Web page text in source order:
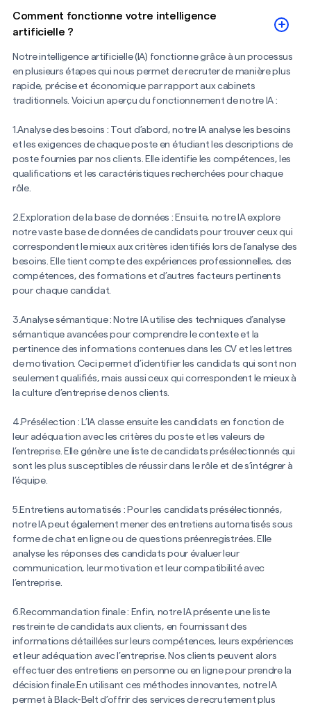
Comment fonctionne votre intelligence
artificielle ?
Notre intelligence artificielle (IA) fonctionne grâce à un processus
en plusieurs étapes qui nous permet de recruter de manière plus
rapide, précise et économique par rapport aux cabinets
traditionnels. Voici un aperçu du fonctionnement de notre IA :
1.Analyse des besoins : Tout d’abord, notre IA analyse les besoins
et les exigences de chaque poste en étudiant les descriptions de
poste fournies par nos clients. Elle identifie les compétences, les
qualifications et les caractéristiques recherchées pour chaque
rôle.
2.Exploration de la base de données : Ensuite, notre IA explore
notre vaste base de données de candidats pour trouver ceux qui
correspondent le mieux aux critères identifiés lors de l’analyse des
besoins. Elle tient compte des expériences professionnelles, des
compétences, des formations et d’autres facteurs pertinents
pour chaque candidat.
3.Analyse sémantique : Notre IA utilise des techniques d’analyse
sémantique avancées pour comprendre le contexte et la
pertinence des informations contenues dans les CV et les lettres
de motivation. Ceci permet d’identifier les candidats qui sont non
seulement qualifiés, mais aussi ceux qui correspondent le mieux à
la culture d’entreprise de nos clients.
4.Présélection : L’IA classe ensuite les candidats en fonction de
leur adéquation avec les critères du poste et les valeurs de
l’entreprise. Elle génère une liste de candidats présélectionnés qui
sont les plus susceptibles de réussir dans le rôle et de s’intégrer à
l’équipe.
5.Entretiens automatisés : Pour les candidats présélectionnés,
notre IA peut également mener des entretiens automatisés sous
forme de chat en ligne ou de questions préenregistrées. Elle
analyse les réponses des candidats pour évaluer leur
communication, leur motivation et leur compatibilité avec
l’entreprise.
6.Recommandation finale : Enfin, notre IA présente une liste
restreinte de candidats aux clients, en fournissant des
informations détaillées sur leurs compétences, leurs expériences
et leur adéquation avec l’entreprise. Nos clients peuvent alors
effectuer des entretiens en personne ou en ligne pour prendre la
décision finale.En utilisant ces méthodes innovantes, notre IA
permet à Black-Belt d’offrir des services de recrutement plus